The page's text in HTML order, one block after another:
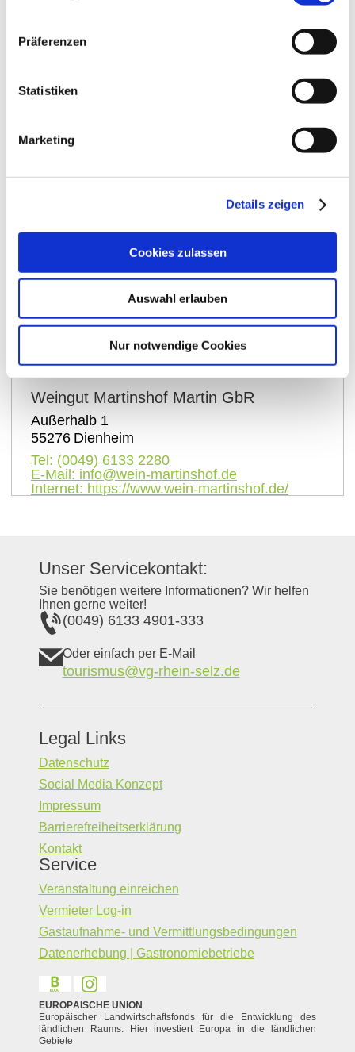
Präferenzen
Statistiken
Marketing
Details zeigen
Cookies zulassen
Auswahl erlauben
Nur notwendige Cookies
Wir sind Anke und Achim Martin. Was uns antreibt?
Die Liebe zur Natur, die Freude am Handwerk – und
Unsere Weine sind so vielseitig wie unsere Böden –
ehrlich, charaktervoll, überraschend. Vielfalt statt
Dogma ist unsere Devise: Was passt, darf wachsen.
Neugierig? Entdecke, warum bei uns der Riesling
zwar eine Hauptrolle spielt – aber längst nicht der
Kontaktinformationen:
Weingut Martinshof Martin GbR
Außerhalb 1
55276 Dienheim
Tel: (0049) 6133 2280
E-Mail: info@wein-martinshof.de
Internet: https://www.wein-martinshof.de/
Unser Servicekontakt:
Sie benötigen weitere Informationen? Wir helfen
Ihnen gerne weiter!
(0049) 6133 4901-333
Oder einfach per E-Mail
tourismus@vg-rhein-selz.de
Legal Links
Datenschutz
Social Media Konzept
Impressum
Barrierefreiheitserklärung
Kontakt
Service
Veranstaltung einreichen
Vermieter Log-in
Gastaufnahme- und Vermittlungsbedingungen
Datenerhebung | Gastronomiebetriebe
EUROPÄISCHE UNION
Europäischer Landwirtschaftsfonds für die Entwicklung des
ländlichen Raums: Hier investiert Europa in die ländlichen
Gebiete